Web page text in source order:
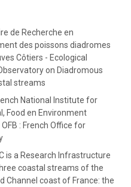
de Recherche en
des poissons diadromes
Côtiers - Ecological
on Diadromous
streams
National Institute for
Food en Environment
: French Office for
is a Research Infrastructure
coastal streams of the
Channel coast of France: the